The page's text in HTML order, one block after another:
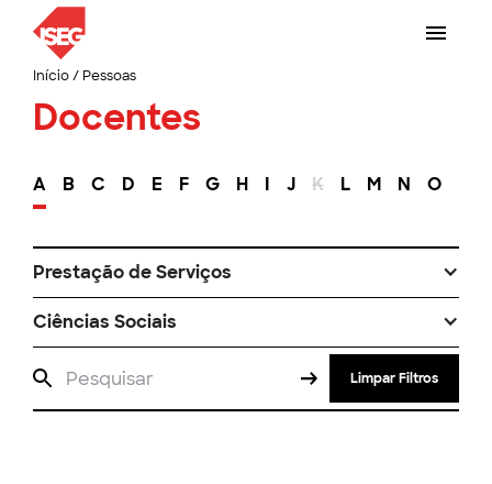
Início/ Pessoas
Docentes
A B C D E F G H I J K L M N O
Prestação de Serviços
Ciências Sociais
Limpar Filtros